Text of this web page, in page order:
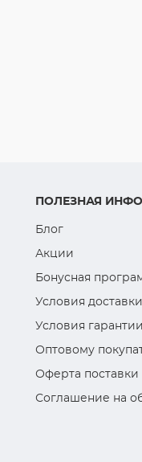
ПОЛЕЗНАЯ
Блог
Акции
Бонусная
Условия
Условия гарантии
Оптовому
Оферта поставки
Соглашение на